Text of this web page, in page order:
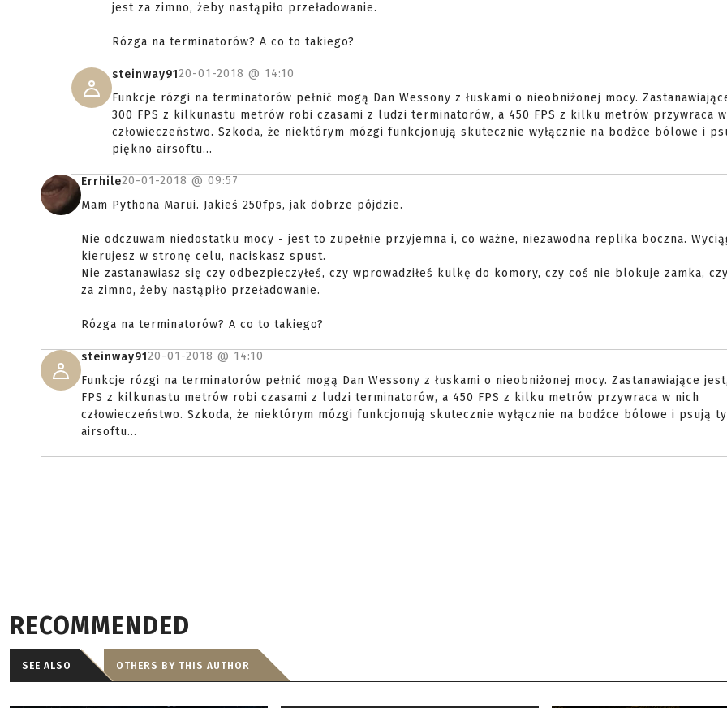
jest za zimno, żeby nastąpiło przeładowanie.
Rózga na terminatorów? A co to takiego?
steinway9120-01-2018 @ 14:10
Funkcje rózgi na terminatorów pełnić mogą Dan Wessony z łuskami o nieobniżonej mocy.
300 FPS z kilkunastu metrów robi czasami z ludzi terminatorów, a 450 FPS z kilku metrów przywraca
człowieczeństwo. Szkoda, że niektórym mózgi funkcjonują skutecznie wyłącznie na bodźce bólowe i
piękno airsoftu...
Errhile20-01-2018 @ 09:57
Mam Pythona Marui. Jakieś 250fps, jak dobrze pójdzie.
Nie odczuwam niedostatku mocy - jest to zupełnie przyjemna i, co ważne, niezawodna replika boczna.
kierujesz w stronę celu, naciskasz spust.
Nie zastanawiasz się czy odbezpieczyłeś, czy wprowadziłeś kulkę do komory, czy coś nie blokuje zamka,
za zimno, żeby nastąpiło przeładowanie.
Rózga na terminatorów? A co to takiego?
steinway9120-01-2018 @ 14:10
Funkcje rózgi na terminatorów pełnić mogą Dan Wessony z łuskami o nieobniżonej mocy. Zastanawiające
FPS z kilkunastu metrów robi czasami z ludzi terminatorów, a 450 FPS z kilku metrów przywraca w nich
człowieczeństwo. Szkoda, że niektórym mózgi funkcjonują skutecznie wyłącznie na bodźce bólowe i psują
airsoftu...
RECOMMENDED
SEE ALSO OTHERS BY THIS AUTHOR